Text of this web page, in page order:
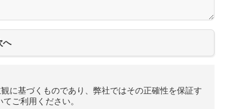
に基づくものであり、弊社ではその正確性を保証す
ご利用ください。